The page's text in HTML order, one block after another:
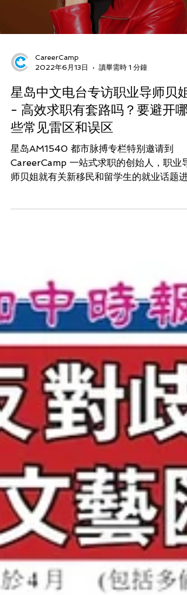
CareerCamp
2022年6月13日
讀畢需時 1 分鐘
星岛中文电台专访职业导师贝姐
- 高效求职有套路吗？要避开哪
些常见雷区和误区
星岛AM1540 都市脉搏专栏特别邀请到
CareerCamp 一站式求职的创始人，职业导
师贝姐就有关新移民和留学生的就业话题进